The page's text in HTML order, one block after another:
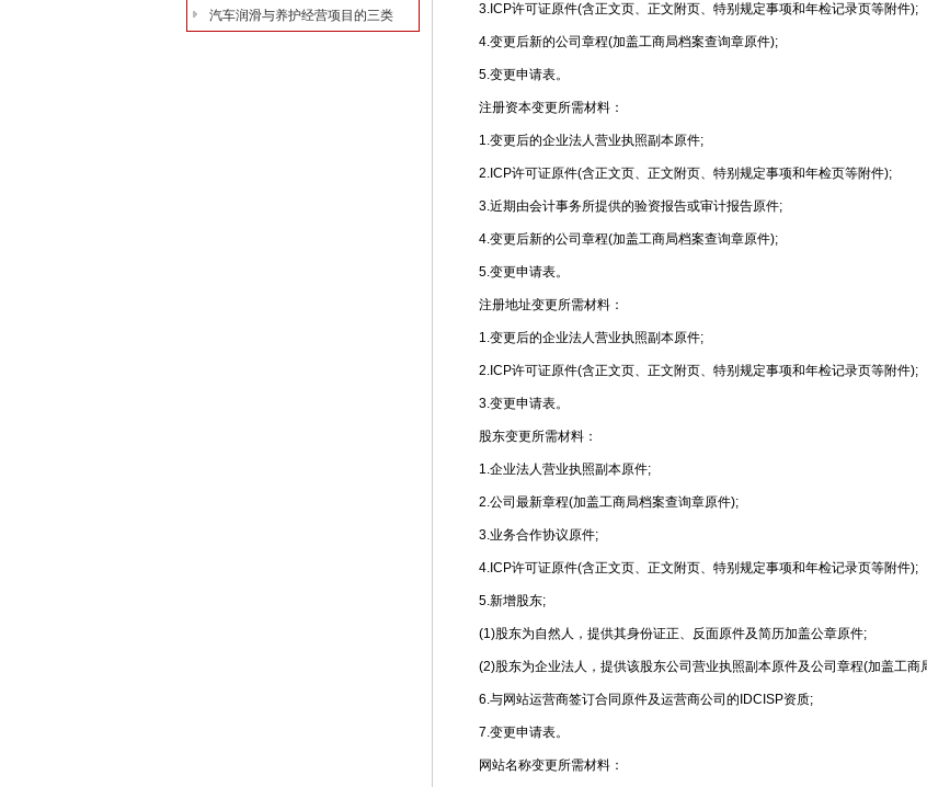
汽车润滑与养护经营项目的三类
3.ICP许可证原件(含正文页、正文附页、特别规定事项和年检记录页等附件);
4.变更后新的公司章程(加盖工商局档案查询章原件);
5.变更申请表。
注册资本变更所需材料：
1.变更后的企业法人营业执照副本原件;
2.ICP许可证原件(含正文页、正文附页、特别规定事项和年检页等附件);
3.近期由会计事务所提供的验资报告或审计报告原件;
4.变更后新的公司章程(加盖工商局档案查询章原件);
5.变更申请表。
注册地址变更所需材料：
1.变更后的企业法人营业执照副本原件;
2.ICP许可证原件(含正文页、正文附页、特别规定事项和年检记录页等附件);
3.变更申请表。
股东变更所需材料：
1.企业法人营业执照副本原件;
2.公司最新章程(加盖工商局档案查询章原件);
3.业务合作协议原件;
4.ICP许可证原件(含正文页、正文附页、特别规定事项和年检记录页等附件);
5.新增股东;
(1)股东为自然人，提供其身份证正、反面原件及简历加盖公章原件;
(2)股东为企业法人，提供该股东公司营业执照副本原件及公司章程(加盖工商
6.与网站运营商签订合同原件及运营商公司的IDCISP资质;
7.变更申请表。
网站名称变更所需材料：